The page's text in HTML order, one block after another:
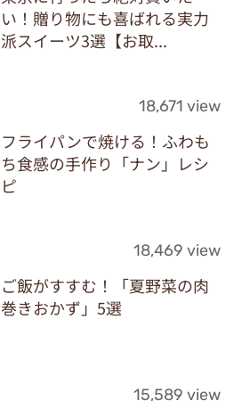
い！贈り物にも喜ばれる実力
派スイーツ3選【お取...
18,671 view
フライパンで焼ける！ふわも
ち食感の手作り「ナン」レシ
ピ
18,469 view
ご飯がすすむ！「夏野菜の肉
巻きおかず」5選
15,589 view